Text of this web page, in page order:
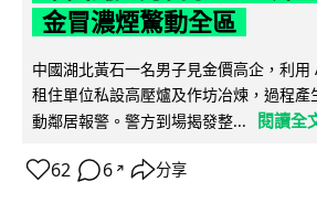
金冒濃煙驚動全區
中國湖北黃石一名男子見金價高企，利
租住單位私設高壓爐及作坊冶煉，過程產
動鄰居報警。警方到場揭發整...
閱讀全
62 6 ↗ 分享